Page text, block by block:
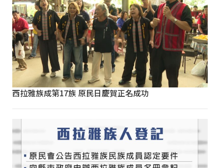
西拉雅族成第17族 原民日慶賀正名成功